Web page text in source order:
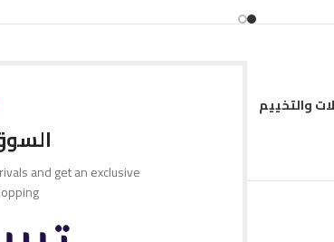
تحديد أحد الخيارات
والتخييم
and get an exclusive